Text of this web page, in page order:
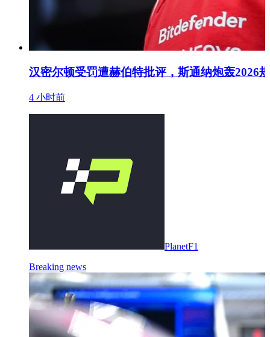
汉密尔顿受罚遭赫伯特批评，斯通纳炮轰2026
4 小时前
PlanetF1
Breaking news